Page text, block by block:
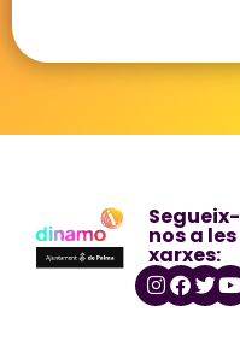
Segueix-
nos a les
xarxes: